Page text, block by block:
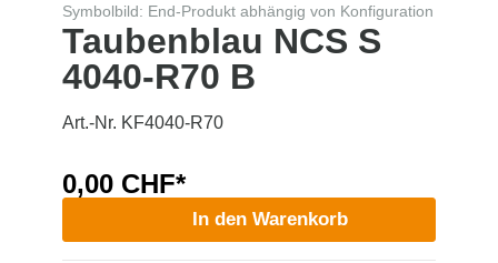
Symbolbild: End-Produkt abhängig von Konfiguration
Taubenblau NCS S
4040-R70 B
Art.-Nr. KF4040-R70
0,00 CHF*
In den Warenkorb